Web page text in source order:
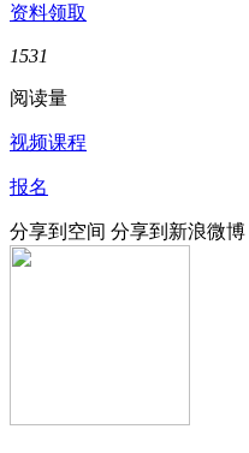
资料领取
1531
阅读量
视频课程
报名
分享到空间 分享到新浪微博